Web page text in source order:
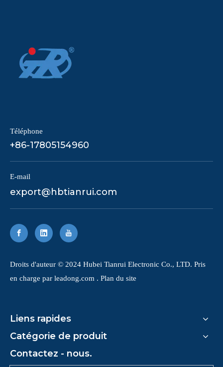
Téléphone
+86-17805154960
E-mail
export@hbtianrui.com
​Droits d'auteur © 2024 Hubei Tianrui Electronic Co., LTD. Pris
en charge par leadong.com . Plan du site
Liens rapides
Catégorie de produit
Contactez - nous.